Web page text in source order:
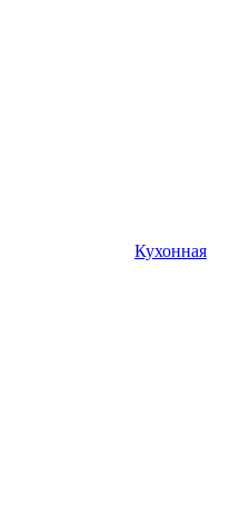
Кухонная